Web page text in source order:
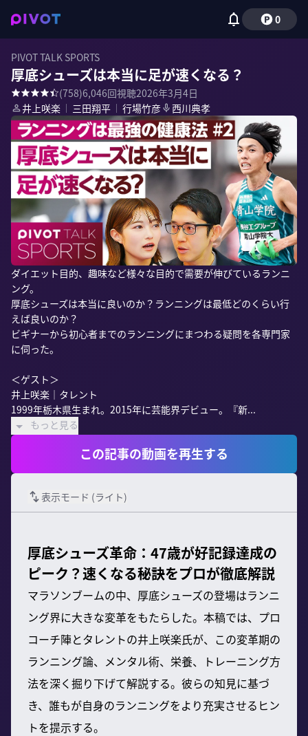
0
PIVOT TALK SPORTS
厚底シューズは本当に足が速くなる？
(758)6,046回視聴2026年3月4日
井上咲楽 ｜ 三田翔平 ｜ 行場竹彦 西川典孝
ダイエット目的、趣味など様々な目的で需要が伸びているランニ
ング。
厚底シューズは本当に良いのか？ランニングは最低どのくらい行
えば良いのか？
ビギナーから初心者までのランニングにまつわる疑問を各専門家
に伺った。
＜ゲスト＞
井上咲楽｜タレント
1999年栃木県生まれ。2015年に芸能界デビュー。『新...
もっと見る
この記事の動画を再生する
表示モード (ライト)
厚底シューズ革命：47歳が好記録達成の
ピーク？速くなる秘訣をプロが徹底解説
マラソンブームの中、厚底シューズの登場はランニ
ング界に大きな変革をもたらした。本稿では、プロ
コーチ陣とタレントの井上咲楽氏が、この変革期の
ランニング論、メンタル術、栄養、トレーニング方
法を深く掘り下げて解説する。彼らの知見に基づ
き、誰もが自身のランニングをより充実させるヒン
トを提示する。